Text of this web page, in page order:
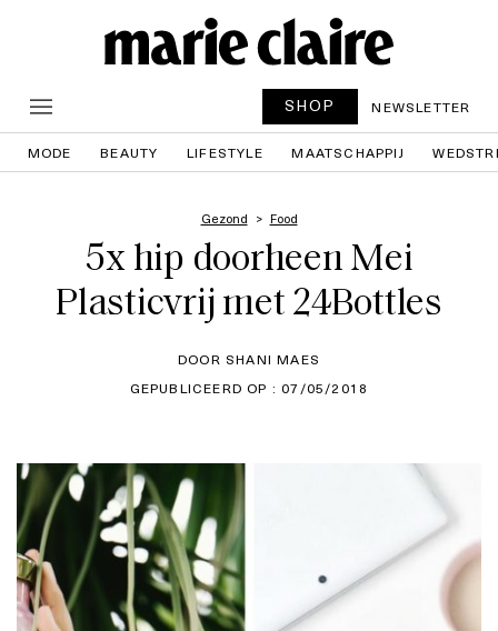
SHOP NEWSLETTER
MODE BEAUTY LIFESTYLE MAATSCHAPPIJ
Gezond Food
5x hip doorheen Mei
Plasticvrij met 24Bottles
DOOR SHANI MAES
GEPUBLICEERD OP : 07/05/2018